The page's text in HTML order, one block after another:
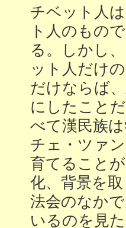
チベット人
ト人のもの
る。しかし
ット人だけ
だけならば
にしたこと
べて漢民族
チェ・ツァ
育てること
化、背景を
法会のなか
いるのを見